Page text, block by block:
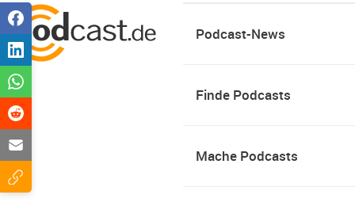
Podcast-News
Finde Podcasts
Mache Podcasts